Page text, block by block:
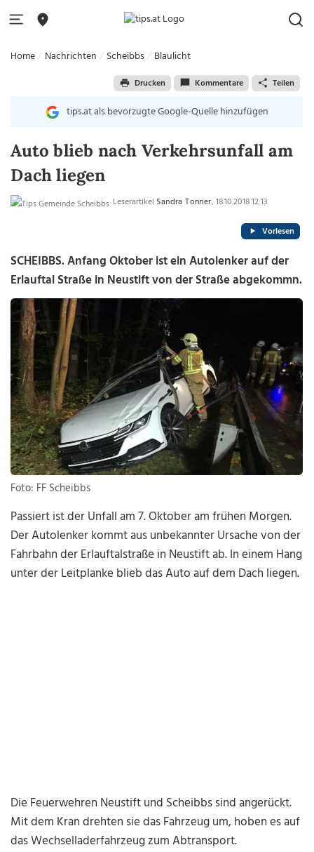
Home Nachrichten Scheibbs Blaulicht
Drucken Kommentare Teilen
tips.at als bevorzugte Google-Quelle hinzufügen
Auto blieb nach Verkehrsunfall am
Dach liegen
LeserartikelSandra Tonner, 18.10.2018 12:13
Vorlesen
SCHEIBBS. Anfang Oktober ist ein Autolenker auf der
Erlauftal Straße in Neustift von der Straße abgekommn.
Foto: FF Scheibbs
Passiert ist der Unfall am 7. Oktober am frühen Morgen.
Der Autolenker kommt aus unbekannter Ursache von der
Fahrbahn der Erlauftalstraße in Neustift ab. In einem Hang
unter der Leitplanke blieb das Auto auf dem Dach liegen.
Die Feuerwehren Neustift und Scheibbs sind angerückt.
Mit dem Kran drehten sie das Fahrzeug um, hoben es auf
das Wechselladerfahrzeug zum Abtransport.